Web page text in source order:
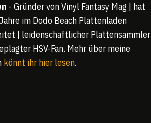
- Gründer von Vinyl Fantasy Mag | hat
im Dodo Beach Plattenladen
| leidenschaftlicher Plattensammler
HSV-Fan. Mehr über meine
könnt ihr hier lesen.